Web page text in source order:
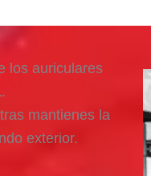
los auriculares
.
mantienes la
exterior.